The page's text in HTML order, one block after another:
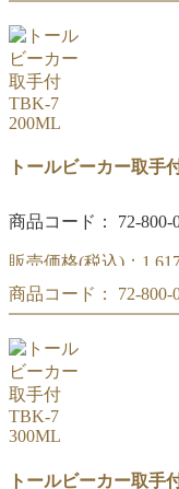
リカシツ コニカルビーカー取
トールビーカー取手
商品コード： 72-800-
販売価格(税込)：
リカシツ トールビー
商品コード： 72-
リカシツ トールビーカー取手
トールビーカー取手